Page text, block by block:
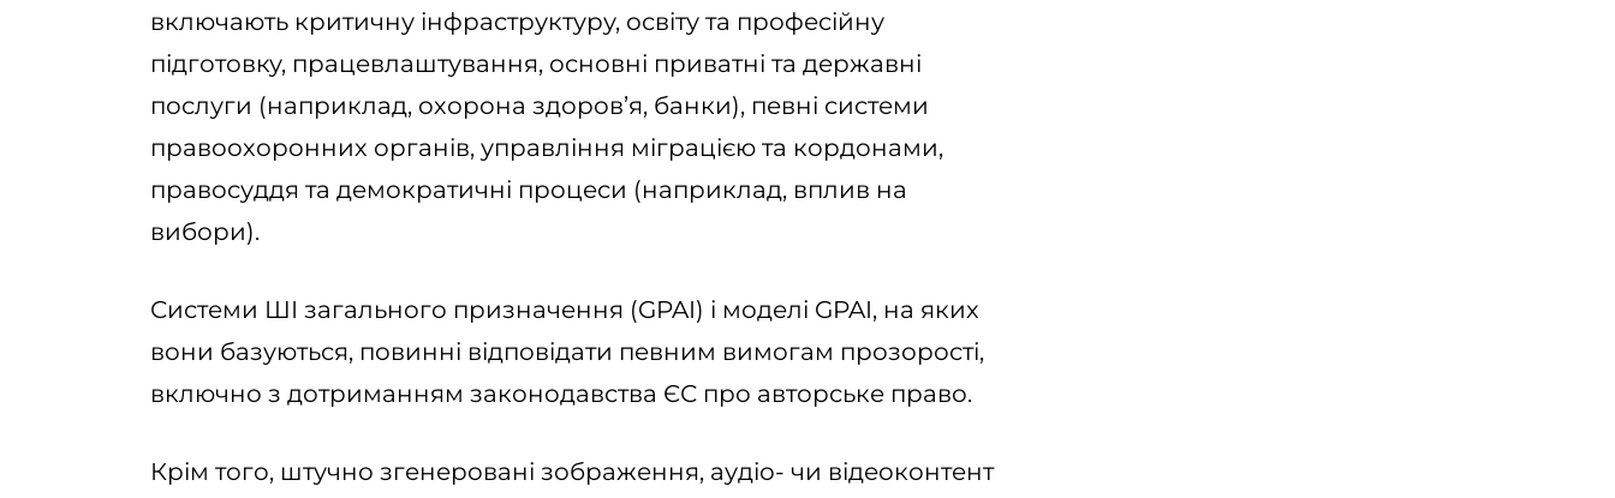
включають критичну інфраструктуру, освіту та професійну
підготовку, працевлаштування, основні приватні та державні
послуги (наприклад, охорона здоров’я, банки), певні системи
правоохоронних органів, управління міграцією та кордонами,
правосуддя та демократичні процеси (наприклад, вплив на
вибори).
Системи ШІ загального призначення (GPAI) і моделі GPAI, на яких
вони базуються, повинні відповідати певним вимогам прозорості,
включно з дотриманням законодавства ЄС про авторське право.
Крім того, штучно згенеровані зображення, аудіо- чи відеоконтент